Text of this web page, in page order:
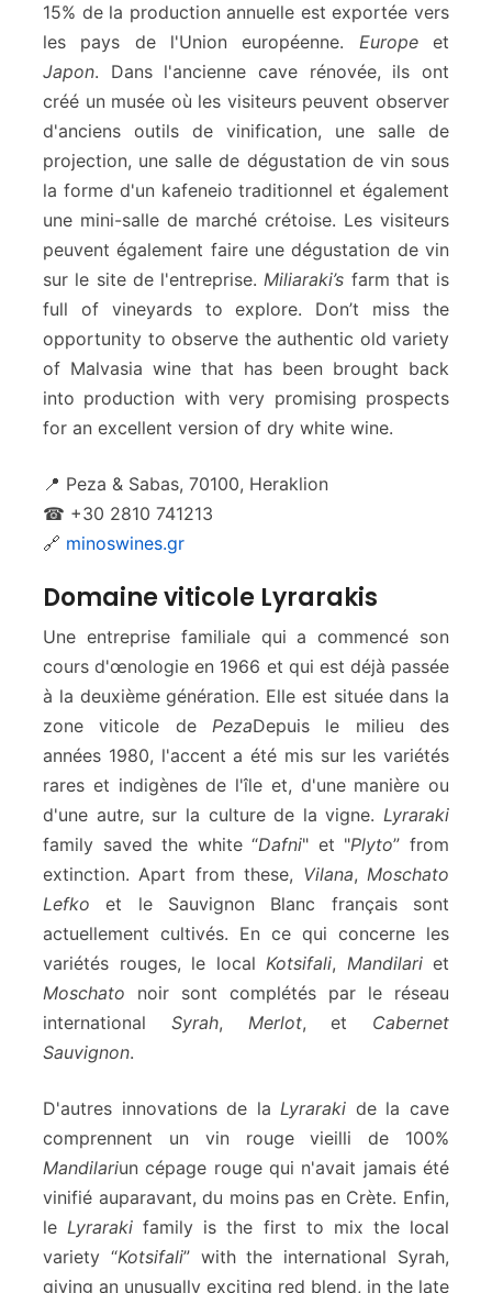
15% de la production annuelle est exportée vers
les pays de l'Union européenne. Europeet
Japon. Dans l'ancienne cave rénovée, ils ont
créé un musée où les visiteurs peuvent observer
d'anciens outils de vinification, une salle de
projection, une salle de dégustation de vin sous
la forme d'un kafeneio traditionnel et également
une mini-salle de marché crétoise. Les visiteurs
peuvent également faire une dégustation de vin
sur le site de l'entreprise.Miliaraki’s farm that is
full of vineyards to explore. Don’t miss the
opportunity to observe the authentic old variety
of Malvasia wine that has been brought back
into production with very promising prospects
for an excellent version of dry white wine.
📍 Peza & Sabas, 70100, Heraklion
☎ +30 2810 741213
🔗 minoswines.gr
Domaine viticole Lyrarakis
Une entreprise familiale qui a commencé son
cours d'œnologie en 1966 et qui est déjà passée
à la deuxième génération. Elle est située dans la
zone viticole de PezaDepuis le milieu des
années 1980, l'accent a été mis sur les variétés
rares et indigènes de l'île et, d'une manière ou
d'une autre, sur la culture de la vigne. Lyraraki
family saved the white “Dafni" et "Plyto” from
extinction. Apart from these, Vilana,Moschato
Lefko et le Sauvignon Blanc français sont
actuellement cultivés. En ce qui concerne les
variétés rouges, le local Kotsifali, Mandilariet
Moschato noir sont complétés par le réseau
international Syrah, Merlot, et Cabernet
Sauvignon.
D'autres innovations de laLyraraki de la cave
comprennent un vin rouge vieilli de 100%
Mandilariun cépage rouge qui n'avait jamais été
vinifié auparavant, du moins pas en Crète. Enfin,
leLyraraki family is the first to mix the local
variety “Kotsifali” with the international Syrah,
giving an unusually exciting red blend, in the late